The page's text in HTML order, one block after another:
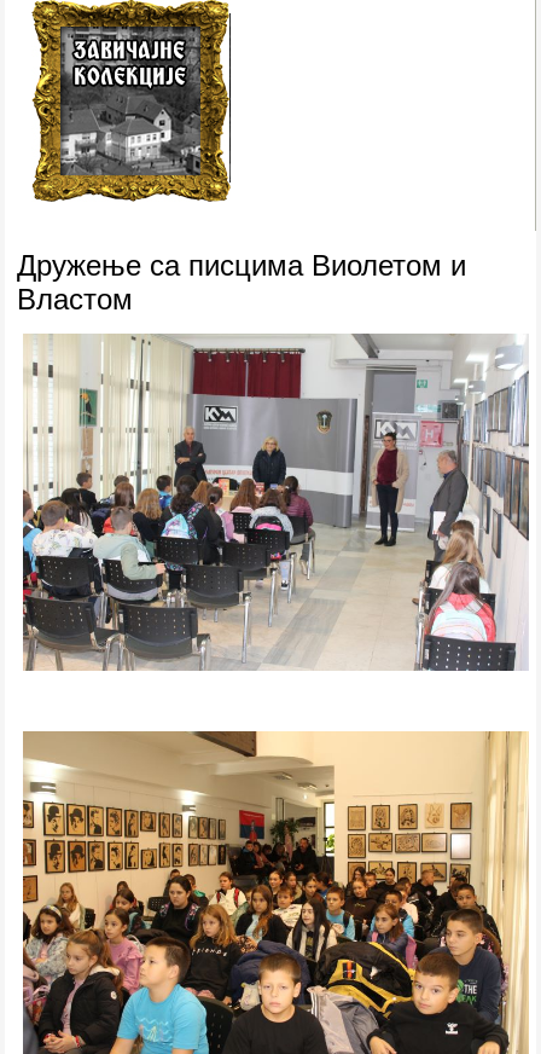
Дружење са писцима Виолетом и
Властом